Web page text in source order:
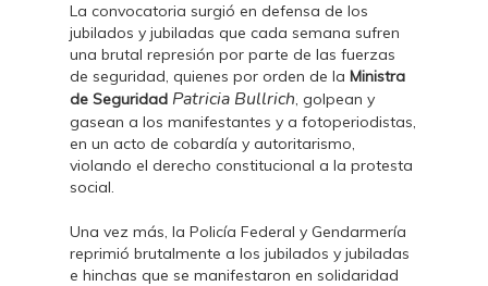
La convocatoria surgió en defensa de los
jubilados y jubiladas que cada semana sufren
una brutal represión por parte de las fuerzas
de seguridad, quienes por orden de laMinistra
de Seguridad Patricia Bullrich, golpean y
gasean a los manifestantes y a fotoperiodistas,
en un acto de cobardía y autoritarismo,
violando el derecho constitucional a la protesta
social.
Una vez más, la Policía Federal y Gendarmería
reprimió brutalmente a los jubilados y jubiladas
e hinchas que se manifestaron en solidaridad